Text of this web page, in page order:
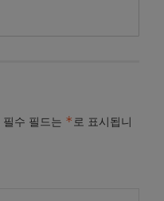
필수 필드는 *로 표시됩니